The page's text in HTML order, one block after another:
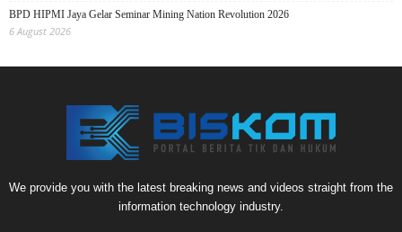
BPD HIPMI Jaya Gelar Seminar Mining Nation Revolution 2026
6 August 2026
We provide you with the latest breaking news and videos straight from the
information technology industry.